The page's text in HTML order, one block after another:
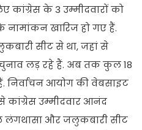
कांग्रेस के 3 उम्मीदवारों को
खारिज हो गए हैं.
सीट से था, जहां से
चुनाव लड़ रहे हैं. अब तक कुल 18
निर्वाचन आयोग की वेबसाइट
उम्मीदवार आनंद
लंगथासा और जलुकबारी सीट